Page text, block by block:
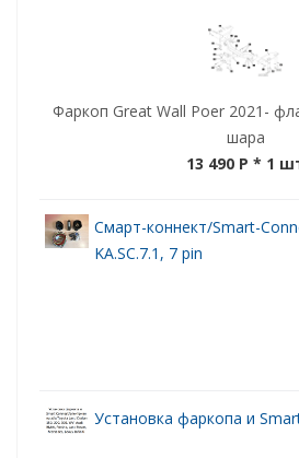
Фаркоп Great Wall Poer 2021-
шара
13 490 P * 1
Смарт-коннект/Smart-
KA.SC.7.1, 7 pin
Установка фаркопа и